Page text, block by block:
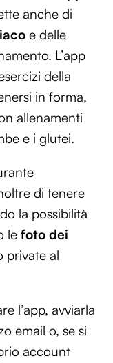
anche di
e delle
L’app
della
in forma,
allenamenti
e i glutei.
di tenere
la possibilità
le foto dei
private al
l’app, avviarla
email o, se si
account